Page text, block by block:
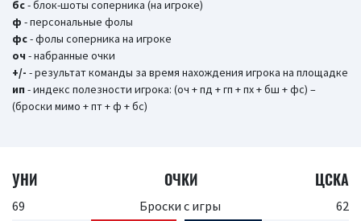
бc- блок-шоты соперника (на игроке)
ф - персональные фолы
фс- фолы соперника на игроке
оч - набранные очки
+/- - результат команды за время нахождения игрока на площадке
ип - индекс полезности игрока: (оч + пд + гп + пх + бш + фс) –
(броски мимо + пт + ф + бс)
УНИ ОЧКИ ЦСКА
69 Броски с игры 62